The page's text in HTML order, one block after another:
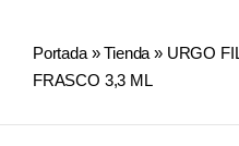
Portada»Tienda » URGO
FRASCO 3,3 ML